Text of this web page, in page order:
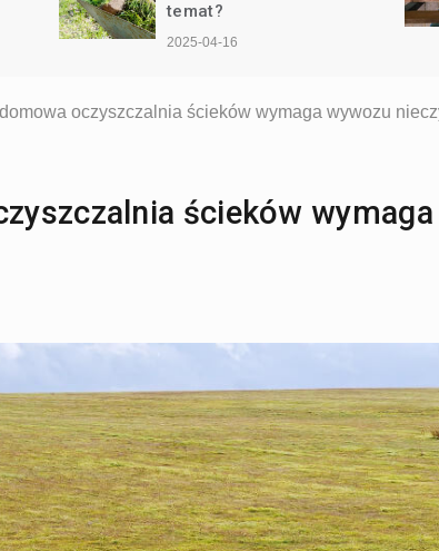
temat?
2025-04-16
oczyszczalnia ścieków wymaga wywozu
ścieków